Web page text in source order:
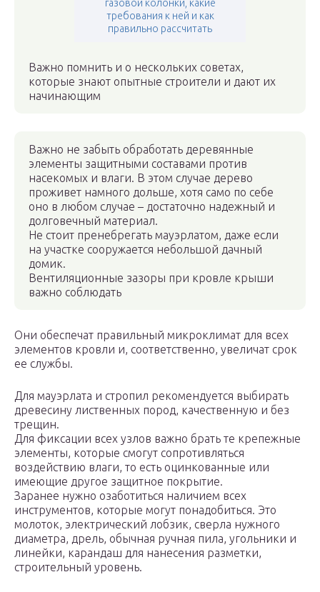
газовой колонки, какие
требования к ней и как
правильно рассчитать
Важно помнить и о нескольких советах,
которые знают опытные строители и дают их
начинающим
Важно не забыть обработать деревянные
элементы защитными составами против
насекомых и влаги. В этом случае дерево
проживет намного дольше, хотя само по себе
оно в любом случае – достаточно надежный и
долговечный материал.
Не стоит пренебрегать мауэрлатом, даже если
на участке сооружается небольшой дачный
домик.
Вентиляционные зазоры при кровле крыши
важно соблюдать
Они обеспечат правильный микроклимат для всех
элементов кровли и, соответственно, увеличат срок
ее службы.
Для мауэрлата и стропил рекомендуется выбирать
древесину лиственных пород, качественную и без
трещин.
Для фиксации всех узлов важно брать те крепежные
элементы, которые смогут сопротивляться
воздействию влаги, то есть оцинкованные или
имеющие другое защитное покрытие.
Заранее нужно озаботиться наличием всех
инструментов, которые могут понадобиться. Это
молоток, электрический лобзик, сверла нужного
диаметра, дрель, обычная ручная пила, угольники и
линейки, карандаш для нанесения разметки,
строительный уровень.